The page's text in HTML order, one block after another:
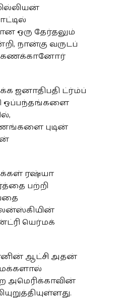
ஒரு தேர்தலும்
நான்கு வருடப்
ஜனாதிபதி ட்ர்ம்ப்
ஒப்பந்தங்களை
புடின்
ரஷ்யா
பற்றி
யெர்மக்
ஆட்சி அதன்
மக்களால்
அமெரிக்காவின்